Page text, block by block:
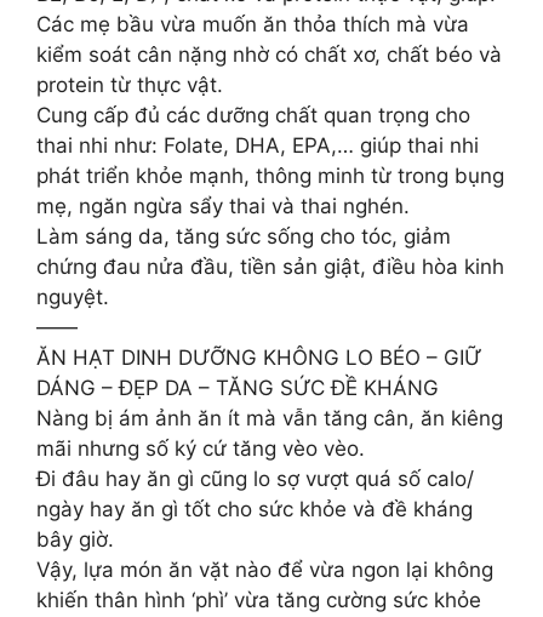
Các mẹ bầu vừa muốn ăn thỏa thích mà vừa
kiểm soát cân nặng nhờ có chất xơ, chất béo và
protein từ thực vật.
Cung cấp đủ các dưỡng chất quan trọng cho
thai nhi như: Folate, DHA, EPA,… giúp thai nhi
phát triển khỏe mạnh, thông minh từ trong bụng
mẹ, ngăn ngừa sẩy thai và thai nghén.
Làm sáng da, tăng sức sống cho tóc, giảm
chứng đau nửa đầu, tiền sản giật, điều hòa kinh
nguyệt.
——
ĂN HẠT DINH DƯỠNG KHÔNG LO BÉO – GIỮ
DÁNG – ĐẸP DA – TĂNG SỨC ĐỀ KHÁNG
Nàng bị ám ảnh ăn ít mà vẫn tăng cân, ăn kiêng
mãi nhưng số ký cứ tăng vèo vèo.
Đi đâu hay ăn gì cũng lo sợ vượt quá số calo/
ngày hay ăn gì tốt cho sức khỏe và đề kháng
bây giờ.
Vậy, lựa món ăn vặt nào để vừa ngon lại không
khiến thân hình ‘phì’ vừa tăng cường sức khỏe